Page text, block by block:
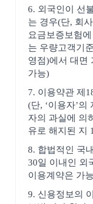
6. 외국인이 선
는 경우(단, 회
요금보증보험
는 우량고객기
영점)에서 대면
가능)
7. 이용약관 제
(단, ‘이용자’
자의 과실에 의
유로 해지된 지
8. 합법적인 국
30일 이내인 외
이용계약은 가
9. 신용정보의